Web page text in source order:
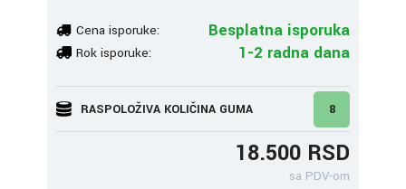
Cena isporuke: Besplatna isporuka
Rok isporuke: 1-2 radna dana
RASPOLOŽIVA KOLIČINA GUMA 8
18.500 RSD
sa PDV-om